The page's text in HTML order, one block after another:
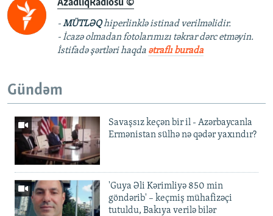
AzadlıqRadiosu ©
-MÜTLƏQhiperlinklə istinad verilməlidir.
- İcazə olmadan fotolarımızı təkrar dərc etməyin.
İstifadə şərtləri haqda ətraflı burada
Gündəm
Savaşsız keçən bir il - Azərbaycanla
Ermənistan sülhə nə qədər yaxındır?
'Guya Əli Kərimliyə 850 min
göndərib' – keçmiş mühafizəçi
tutuldu, Bakıya verilə bilər